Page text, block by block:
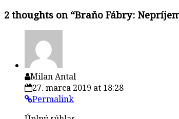
2 thoughts on “Braňo Fábry:
Milan Antal
27. marca 2019 at 18:28
Permalink